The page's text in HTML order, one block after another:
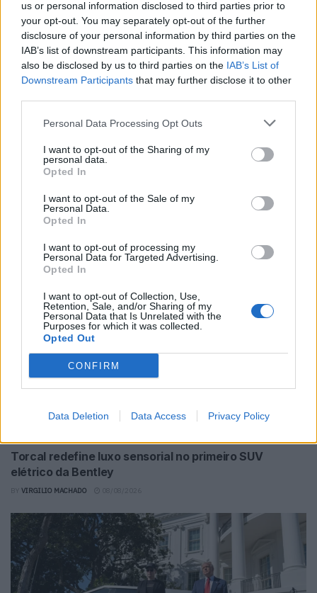
us or personal information disclosed to third parties prior to
your opt-out. You may separately opt-out of the further
disclosure of your personal information by third parties on the
IAB’s list of downstream participants. This information may
also be disclosed by us to third parties on the IAB’s List of
Downstream Participants that may further disclose it to other
Personal Data Processing Opt Outs
I want to opt-out of the Sharing of my
personal data.
Opted In
I want to opt-out of the Sale of my
Personal Data.
Opted In
I want to opt-out of processing my
Personal Data for Targeted Advertising.
Opted In
I want to opt-out of Collection, Use,
Retention, Sale, and/or Sharing of my
Personal Data that Is Unrelated with the
Purposes for which it was collected.
Opted Out
CONFIRM
Data Deletion Data Access Privacy Policy
Ricardo Carvalho
Related Posts
NX7 é o novo SUV da Nissan para China e
VIRGILIO MACHADO 08/08/2026
Torcal redefine luxo sensorial no primeiro SUV
elétrico da Bentley
VIRGILIO MACHADO